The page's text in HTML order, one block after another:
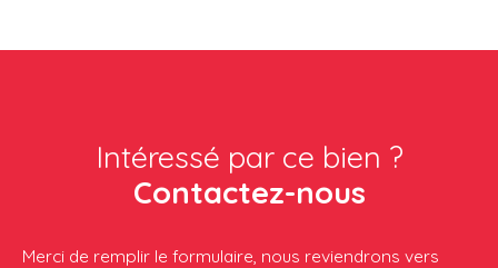
Intéressé par ce bien ?
Contactez-nous
Merci de remplir le formulaire, nous reviendrons vers